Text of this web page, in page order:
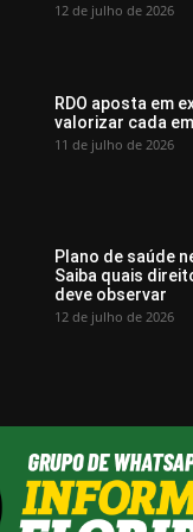
12 de julho de 2026
RDO aposta em
valorizar cada
11 de julho de 2026
Plano de saúde
Saiba quais
deve observar
12 de julho de 2026